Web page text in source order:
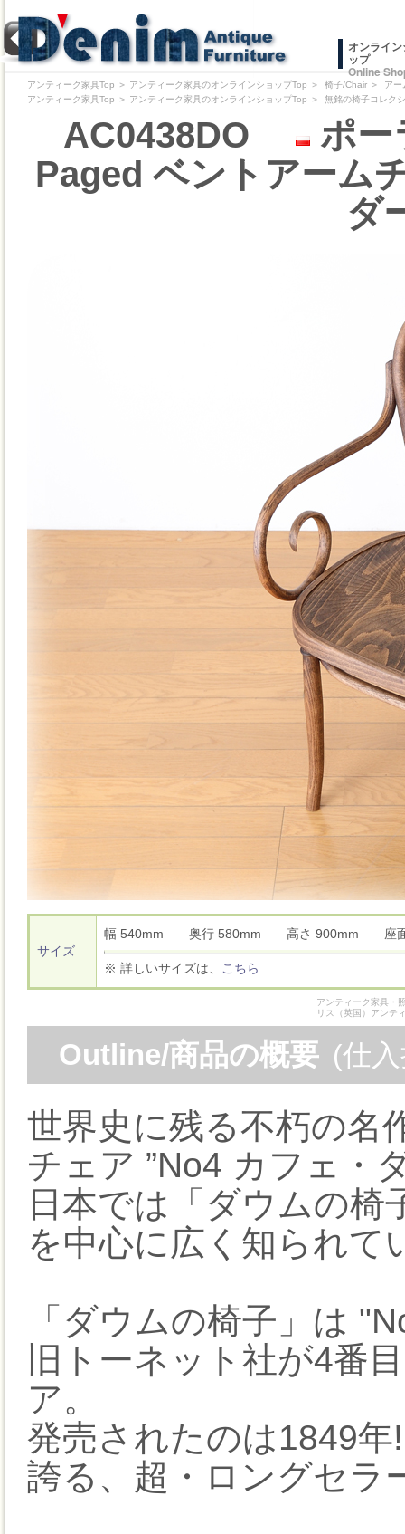
オンライ
ップ
Online
アンティーク家具Top ＞ アンティーク家具のオンラインショップTop ＞ 椅子/Chair ＞
アー
アンティーク家具Top ＞ アンティーク家具のオンラインショップTop ＞ 無銘の椅子コレク
AC0438DO
ポ
Paged ベントアーム
ダ
サイズ
幅 540mm 奥行 580mm 高さ 900mm 座
※ 詳しいサイズは、 こちら
アンティーク家具・
リス（英国）アンテ
Outline/商品の概要 (仕
世界史に残る不朽の名
チェア ”No4 カフェ・
日本では「ダウムの
を中心に広く知られて
「ダウムの椅子」は
旧トーネット社が4番
ア。
発売されたのは1849
誇る、超・ロングセラ